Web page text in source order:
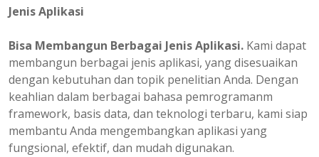
Jenis Aplikasi
Bisa Membangun Berbagai Jenis Aplikasi. Kami dapat
membangun berbagai jenis aplikasi, yang disesuaikan
dengan kebutuhan dan topik penelitian Anda. Dengan
keahlian dalam berbagai bahasa pemrogramanm
framework, basis data, dan teknologi terbaru, kami siap
membantu Anda mengembangkan aplikasi yang
fungsional, efektif, dan mudah digunakan.